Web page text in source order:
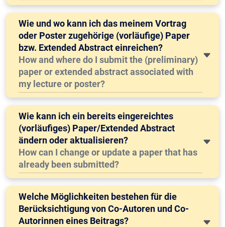
Wie und wo kann ich das meinem Vortrag
oder Poster zugehörige (vorläufige) Paper
bzw. Extended Abstract einreichen?
How and where do I submit the (preliminary)
paper or extended abstract associated with
my lecture or poster?
Wie kann ich ein bereits eingereichtes
(vorläufiges) Paper/Extended Abstract
ändern oder aktualisieren?
How can I change or update a paper that has
already been submitted?
Welche Möglichkeiten bestehen für die
Berücksichtigung von Co-Autoren und Co-
Autorinnen eines Beitrags?